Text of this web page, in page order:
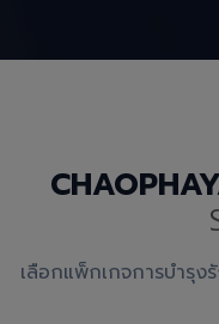
เลือกแพ็กเกจการบำรุ